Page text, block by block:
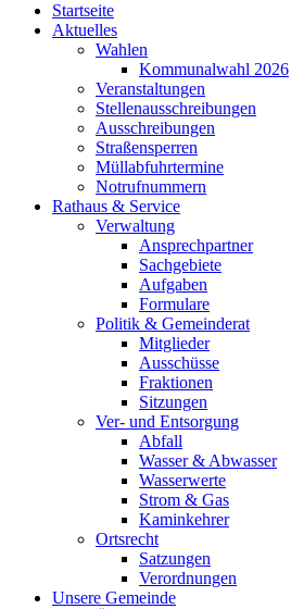
Startseite
Aktuelles
Wahlen
Kommunalwahl 2026
Veranstaltungen
Stellenausschreibungen
Ausschreibungen
Straßensperren
Müllabfuhrtermine
Notrufnummern
Rathaus & Service
Verwaltung
Ansprechpartner
Sachgebiete
Aufgaben
Formulare
Politik & Gemeinderat
Mitglieder
Ausschüsse
Fraktionen
Sitzungen
Ver- und Entsorgung
Abfall
Wasser & Abwasser
Wasserwerte
Strom & Gas
Kaminkehrer
Ortsrecht
Satzungen
Verordnungen
Unsere Gemeinde